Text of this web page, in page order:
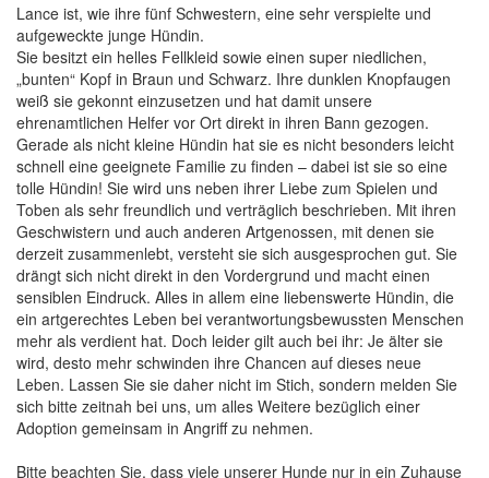
Lance ist, wie ihre fünf Schwestern, eine sehr verspielte und
aufgeweckte junge Hündin.
Sie besitzt ein helles Fellkleid sowie einen super niedlichen,
„bunten“ Kopf in Braun und Schwarz. Ihre dunklen Knopfaugen
weiß sie gekonnt einzusetzen und hat damit unsere
ehrenamtlichen Helfer vor Ort direkt in ihren Bann gezogen.
Gerade als nicht kleine Hündin hat sie es nicht besonders leicht
schnell eine geeignete Familie zu finden – dabei ist sie so eine
tolle Hündin! Sie wird uns neben ihrer Liebe zum Spielen und
Toben als sehr freundlich und verträglich beschrieben. Mit ihren
Geschwistern und auch anderen Artgenossen, mit denen sie
derzeit zusammenlebt, versteht sie sich ausgesprochen gut. Sie
drängt sich nicht direkt in den Vordergrund und macht einen
sensiblen Eindruck. Alles in allem eine liebenswerte Hündin, die
ein artgerechtes Leben bei verantwortungsbewussten Menschen
mehr als verdient hat. Doch leider gilt auch bei ihr: Je älter sie
wird, desto mehr schwinden ihre Chancen auf dieses neue
Leben. Lassen Sie sie daher nicht im Stich, sondern melden Sie
sich bitte zeitnah bei uns, um alles Weitere bezüglich einer
Adoption gemeinsam in Angriff zu nehmen.
Bitte beachten Sie, dass viele unserer Hunde nur in ein Zuhause